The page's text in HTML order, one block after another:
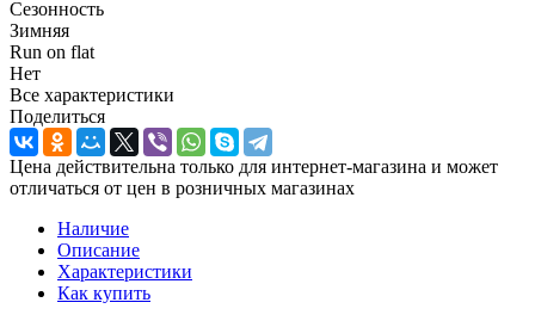
Сезонность
Зимняя
Run on flat
Нет
Все характеристики
Поделиться
Цена действительна только для интернет-магазина и может
отличаться от цен в розничных магазинах
Наличие
Описание
Характеристики
Как купить